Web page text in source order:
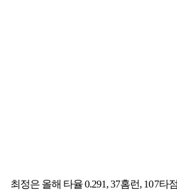
최정은 올해 타율 0.291, 37홈런, 107타